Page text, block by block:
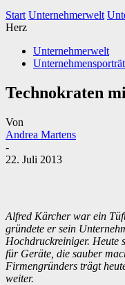
Start Unternehmerwelt
Herz
Unternehmerwelt
Technokraten
Von
Andrea Martens
-
22. Juli 2013
Alfred Kärcher war ein
gründete er sein
Hochdruckreiniger. Heute
für Geräte, die sauber
Firmengründers trägt
weiter.